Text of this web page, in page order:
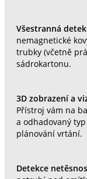
Všestranná
nemagnetické
trubky (včetně
sádrokartonu.
3D zobrazení a
Přístroj vám na
a odhadovaný
plánování vrtání.
Detekce